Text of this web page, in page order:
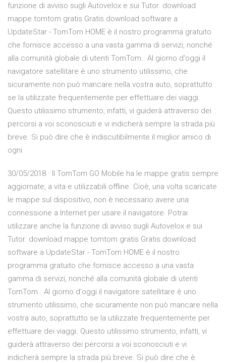
funzione di avviso sugli Autovelox e sui Tutor. download
mappe tomtom gratis Gratis download software a
UpdateStar - TomTom HOME è il nostro programma gratuito
che fornisce accesso a una vasta gamma di servizi, nonché
alla comunità globale di utenti TomTom.. Al giorno d'oggi il
navigatore satellitare è uno strumento utilissimo, che
sicuramente non può mancare nella vostra auto, soprattutto
se la utilizzate frequentemente per effettuare dei viaggi.
Questo utilissimo strumento, infatti, vi guiderà attraverso dei
percorsi a voi sconosciuti e vi indicherà sempre la strada più
breve. Si può dire che è indiscutibilmente il miglior amico di
ogni
30/05/2018 · Il TomTom GO Mobile ha le mappe gratis sempre
aggiornate, a vita e utilizzabili offline. Cioè, una volta scaricate
le mappe sul dispositivo, non è necessario avere una
connessione a Internet per usare il navigatore. Potrai
utilizzare anche la funzione di avviso sugli Autovelox e sui
Tutor. download mappe tomtom gratis Gratis download
software a UpdateStar - TomTom HOME è il nostro
programma gratuito che fornisce accesso a una vasta
gamma di servizi, nonché alla comunità globale di utenti
TomTom.. Al giorno d'oggi il navigatore satellitare è uno
strumento utilissimo, che sicuramente non può mancare nella
vostra auto, soprattutto se la utilizzate frequentemente per
effettuare dei viaggi. Questo utilissimo strumento, infatti, vi
guiderà attraverso dei percorsi a voi sconosciuti e vi
indicherà sempre la strada più breve. Si può dire che è